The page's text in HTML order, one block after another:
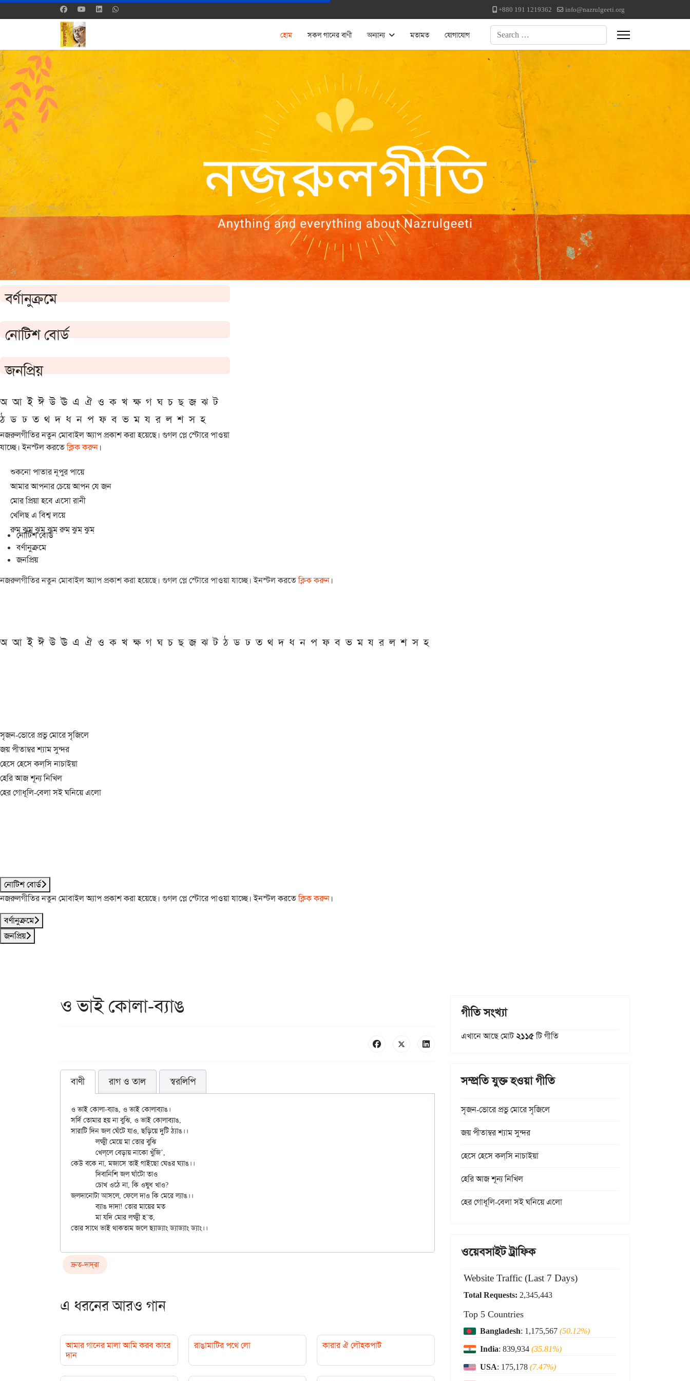
+880 191 1219362 info@nazrulgeeti.org
হোম সকল গানের বাণী অন্যান্য মতামত যোগাযোগ Search
বর্ণানুক্রমে
নোটিশ বোর্ড
জনপ্রিয়
অ আ ই ঈ উ ঊ এ ঐ ও ক খ ক্ষ গ ঘ চ ছ জ ঝ ট
ঠ ড ঢ ত থ দ ধ ন প ফ ব ভ ম য র ল শ স হ
নজরুলগীতির নতুন মোবাইল অ্যাপ প্রকাশ করা হয়েছে। গুগল প্লে স্টোরে পাওয়া
যাচ্ছে। ইনস্টল করতেক্লিক করুন।
শুকনো পাতার নূপুর পায়ে
আমার আপনার চেয়ে আপন যে জন
মোর প্রিয়া হবে এসো রানী
খেলিছ এ বিশ্ব লয়ে
রুম্ ঝুম্ ঝুম্ ঝুম্ রুম্ ঝুম্ ঝুম্
নোটিশ বোর্ড
বর্ণানুক্রমে
জনপ্রিয়
নজরুলগীতির নতুন মোবাইল অ্যাপ প্রকাশ করা হয়েছে। গুগল প্লে স্টোরে পাওয়া যাচ্ছে। ইনস্টল করতেক্লিক করুন।
অ আ ই ঈ উ ঊ এ ঐ ও ক খ ক্ষ গ ঘ চ ছ জ ঝ ট ঠ ড ঢ ত থ দ ধ ন প ফ ব ভ ম য র ল শ স হ
সৃজন-ভোরে প্রভু মোরে সৃজিলে
জয় পীতাম্বর শ্যাম সুন্দর
হেসে হেসে কল্‌সি নাচাইয়া
হেরি আজ শূন্য নিখিল
হের গোধূলি-বেলা সই ঘনিয়ে এলো
নোটিশ বোর্ড
নজরুলগীতির নতুন মোবাইল অ্যাপ প্রকাশ করা হয়েছে। গুগল প্লে স্টোরে পাওয়া যাচ্ছে। ইনস্টল করতেক্লিক করুন।
বর্ণানুক্রমে
জনপ্রিয়
ও ভাই কোলা-ব্যাঙ
বাণী রাগ ও তাল স্বরলিপি
ও ভাই কোলা-ব্যাঙ, ও ভাই কোলাব্যাঙ।
সর্দি তোমার হয় না বুঝি, ও ভাই কোলাব্যাঙ,
সারাটি দিন জল ঘেঁটে যাও, ছড়িয়ে দুটি ঠ্যাঙ।।
	লক্ষ্মী মেয়ে মা তোর বুঝি
কেউ বকে না, মজাসে তাই গাইছো ঘেঙর ঘ্যাঙ।।
	দিবানিশি জল ঘাঁটো তাও
জলদানোটা আসলে, ফেলে দাও কি মেরে ল্যাঙ।।
	ব্যাঙ দাদা! তোর মায়ের মত
	মা যদি মোর লক্ষ্মী হ’ত,
দ্রুত-দাদ্‌রা
এ ধরনের আরও গান
আমার গানের মালা আমি করব কারে
দান
রাঙামাটির পথে লো কারার ঐ লৌহকপাট
গীতি সংখ্যা
এখানে আছে মোট২১১৫টি গীতি
সম্প্রতি যুক্ত হওয়া গীতি
সৃজন-ভোরে প্রভু মোরে সৃজিলে
জয় পীতাম্বর শ্যাম সুন্দর
হেসে হেসে কল্‌সি নাচাইয়া
হেরি আজ শূন্য নিখিল
হের গোধূলি-বেলা সই ঘনিয়ে এলো
ওয়েবসাইট ট্রাফিক
Website Traffic (Last 7 Days)
Total Requests: 2,345,443
Top 5 Countries
Bangladesh: 1,175,567(50.12%)
India: 839,934(35.81%)
USA: 175,178(7.47%)